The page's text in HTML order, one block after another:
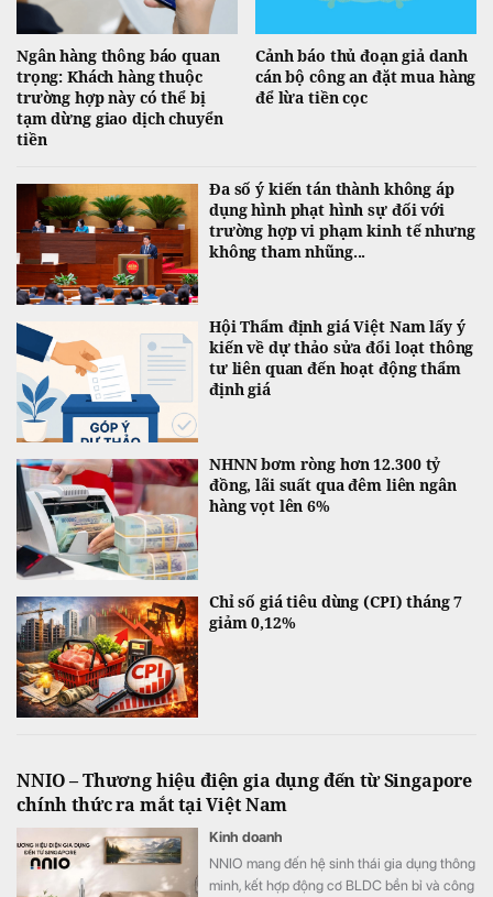
Ngân hàng thông báo quan
trọng: Khách hàng thuộc
trường hợp này có thể bị
tạm dừng giao dịch chuyển
tiền
Cảnh báo thủ đoạn giả danh
cán bộ công an đặt mua hàng
để lừa tiền cọc
Đa số ý kiến tán thành không áp
dụng hình phạt hình sự đối với
trường hợp vi phạm kinh tế nhưng
không tham nhũng...
Hội Thẩm định giá Việt Nam lấy ý
kiến về dự thảo sửa đổi loạt thông
tư liên quan đến hoạt động thẩm
định giá
NHNN bơm ròng hơn 12.300 tỷ
đồng, lãi suất qua đêm liên ngân
hàng vọt lên 6%
Chỉ số giá tiêu dùng (CPI) tháng 7
giảm 0,12%
NNIO – Thương hiệu điện gia dụng đến từ Singapore
chính thức ra mắt tại Việt Nam
Kinh doanh
NNIO mang đến hệ sinh thái gia dụng thông
minh, kết hợp động cơ BLDC bền bỉ và công